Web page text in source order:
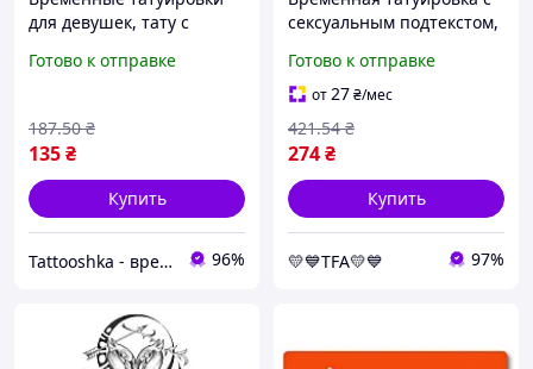
для девушек, тату с
словами TATTOOSHKA
молнии)
Готово к отправке
135₴
187.50 ₴
Купить
Tattooshka - временные тату и 3D стикеры 96%
сексуальным подтекстом,
взрослых Hot Wife, Slut
Готово к отправке
от27₴/мес
274₴
421.54 ₴
Купить
💛💙TFA💛💙 97%